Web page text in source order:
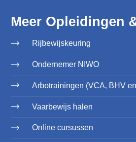
Meer Opleidingen
Rijbewijskeuring
Ondernemer NIWO
Arbotrainingen (VCA, BHV
Vaarbewijs halen
Online cursussen